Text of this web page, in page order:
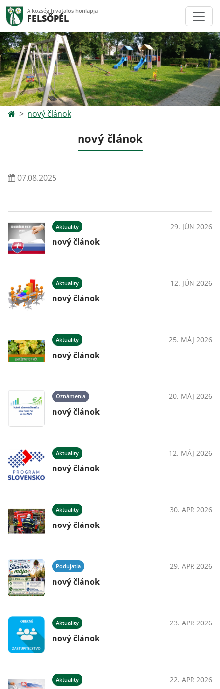
A község hivatalos honlapja
FELSŐPÉL
nový článok
nový článok
07.08.2025
Aktuality 29. JÚN 2026
nový článok
Aktuality 12. JÚN 2026
nový článok
Aktuality 25. MÁJ 2026
nový článok
Oznámenia 20. MÁJ 2026
nový článok
Aktuality 12. MÁJ 2026
nový článok
Aktuality 30. APR 2026
nový článok
Podujatia 29. APR 2026
nový článok
Aktuality 23. APR 2026
nový článok
Aktuality 22. APR 2026